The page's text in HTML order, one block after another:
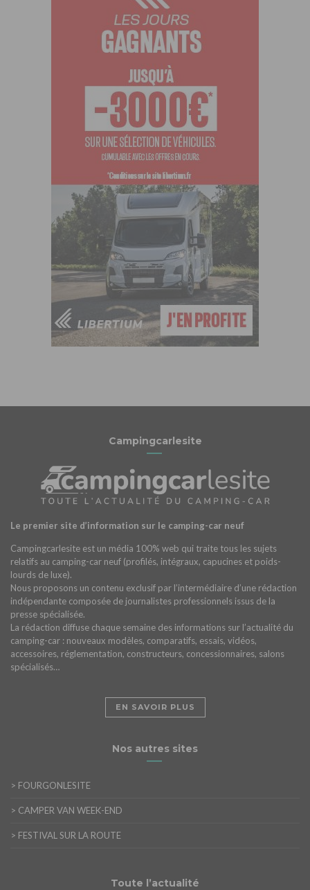
Campingcarlesite
Le premier site d’information sur le camping-car neuf
Campingcarlesite est un média 100% web qui traite tous les sujets
relatifs au camping-car neuf (profilés, intégraux, capucines et poids-
lourds de luxe).
Nous proposons un contenu exclusif par l’intermédiaire d’une rédaction
indépendante composée de journalistes professionnels issus de la
presse spécialisée.
La rédaction diffuse chaque semaine des informations sur l’actualité du
camping-car : nouveaux modèles, comparatifs, essais, vidéos,
accessoires, réglementation, constructeurs, concessionnaires, salons
spécialisés…
EN SAVOIR PLUS
Nos autres sites
> FOURGONLESITE
> CAMPER VAN WEEK-END
> FESTIVAL SUR LA ROUTE
Toute l’actualité